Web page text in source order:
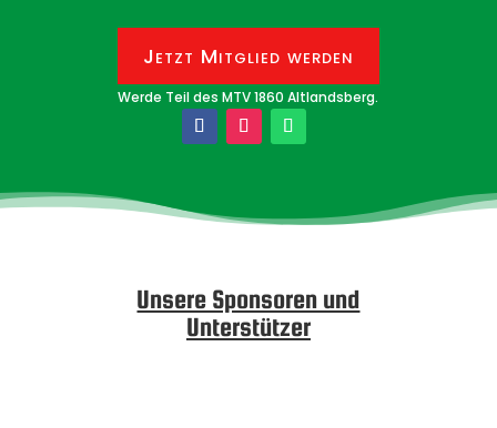
Jetzt Mitglied werden
Werde Teil des MTV 1860 Altlandsberg.
Unsere Sponsoren und
Unterstützer